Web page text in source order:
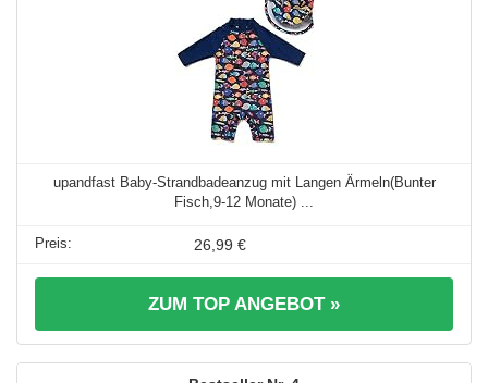
upandfast Baby-Strandbadeanzug mit Langen Ärmeln(Bunter
Fisch,9-12 Monate) ...
26,99 €
ZUM TOP ANGEBOT »